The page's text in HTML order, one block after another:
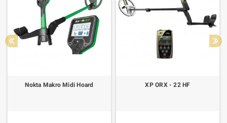
Nokta Makro Midi Hoard XP ORX - 22 HF